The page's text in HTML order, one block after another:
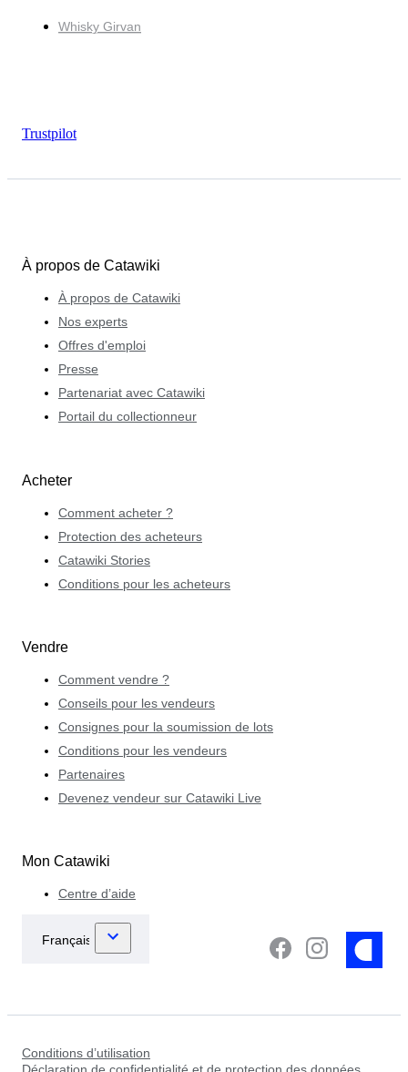
Whisky Girvan
Trustpilot
À propos de Catawiki
À propos de Catawiki
Nos experts
Offres d'emploi
Presse
Partenariat avec Catawiki
Portail du collectionneur
Acheter
Comment acheter ?
Protection des acheteurs
Catawiki Stories
Conditions pour les acheteurs
Vendre
Comment vendre ?
Conseils pour les vendeurs
Consignes pour la soumission de lots
Conditions pour les vendeurs
Partenaires
Devenez vendeur sur Catawiki Live
Mon Catawiki
Centre d’aide
Conditions d’utilisation